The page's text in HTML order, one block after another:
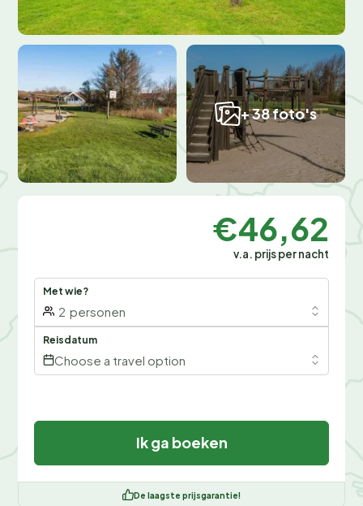
+ 38 foto's
€46,62
v.a. prijs per nacht
Met wie?
2 personen
Reisdatum
Choose a travel option
Ik ga boeken
De laagste prijsgarantie!